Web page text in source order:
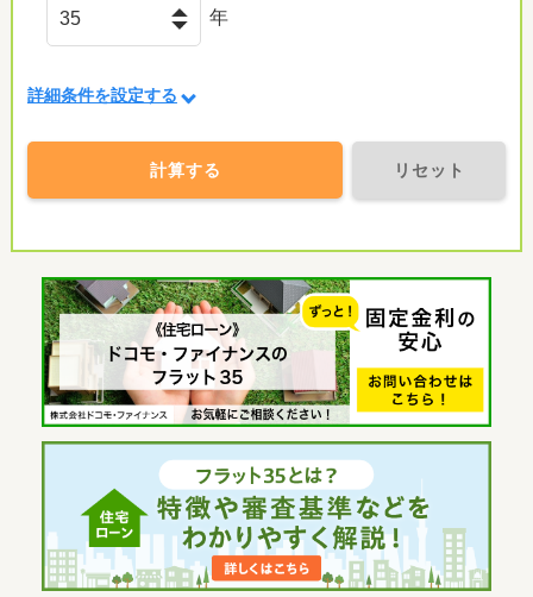
年
詳細条件を設定する
計算する リセット